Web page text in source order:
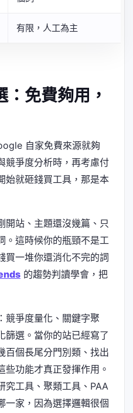
有限，人工為主
免費夠用，
自家免費來源就夠
競爭度分析時，再考慮付
始就砸錢買工具，那是本
開站、主題還沒幾篇、只
。這時候你的瓶頸不是工
買一堆你還消化不完的詞
的趨勢判讀學會，把
競爭度量化、關鍵字聚
篩選。當你的站已經寫了
百個長尾分門別類、找出
些功能才真正發揮作用。
究工具、聚類工具、PAA
一家，因為選擇邏輯很個